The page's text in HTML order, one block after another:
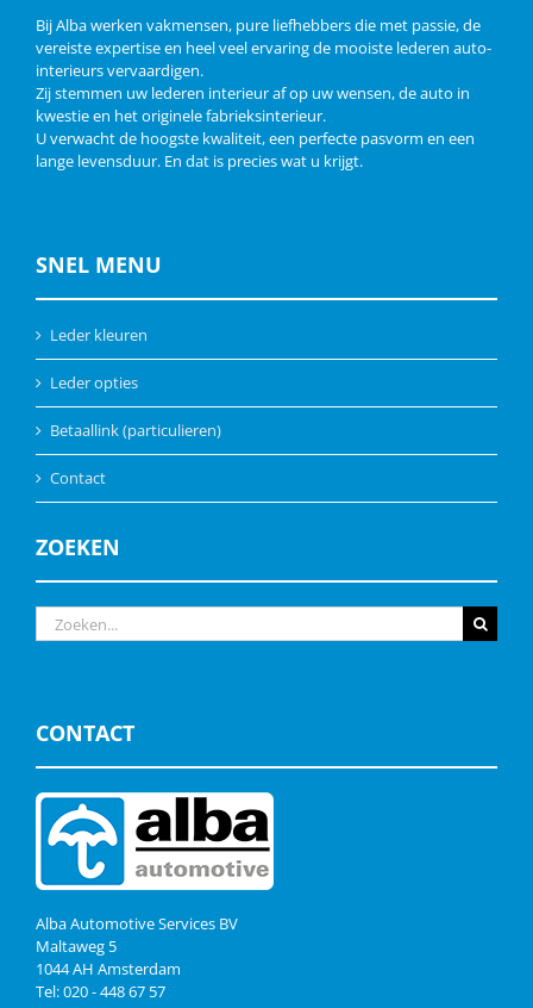
Bij Alba werken vakmensen, pure liefhebbers die met passie, de
vereiste expertise en heel veel ervaring de mooiste lederen auto-
interieurs vervaardigen.
Zij stemmen uw lederen interieur af op uw wensen, de auto in
kwestie en het originele fabrieksinterieur.
U verwacht de hoogste kwaliteit, een perfecte pasvorm en een
lange levensduur. En dat is precies wat u krijgt.
SNEL MENU
Leder kleuren
Leder opties
Betaallink (particulieren)
Contact
ZOEKEN
Zoeken
naar:
CONTACT
Alba Automotive Services BV
Maltaweg 5
1044 AH Amsterdam
Tel: 020 - 448 67 57